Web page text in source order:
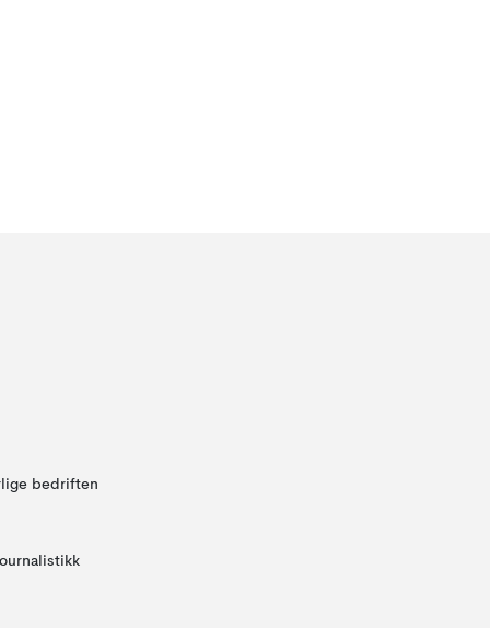
bedriften